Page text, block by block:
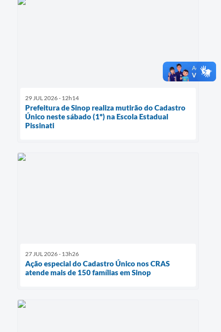
29 JUL 2026 - 12h14
Prefeitura de Sinop realiza mutirão do Cadastro
Único neste sábado (1º) na Escola Estadual
Pissinati
27 JUL 2026 - 13h26
Ação especial do Cadastro Único nos CRAS
atende mais de 150 famílias em Sinop